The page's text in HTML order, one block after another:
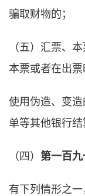
骗取财物的
（五）汇票、
本票或者在出
使用伪造、变
单等其他银行结
（四） 第一百九
有下列情形之